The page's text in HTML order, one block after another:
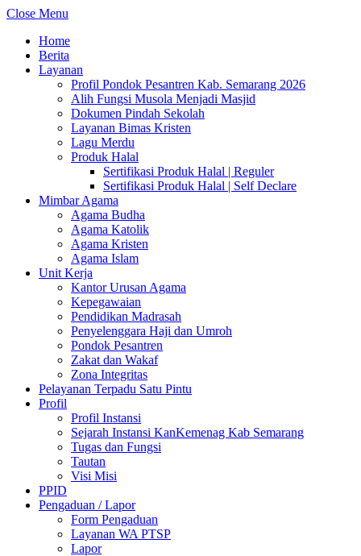
Close Menu
Home
Berita
Layanan
Profil Pondok Pesantren Kab. Semarang 2026
Alih Fungsi Musola Menjadi Masjid
Dokumen Pindah Sekolah
Layanan Bimas Kristen
Lagu Merdu
Produk Halal
Sertifikasi Produk Halal | Reguler
Sertifikasi Produk Halal | Self Declare
Mimbar Agama
Agama Budha
Agama Katolik
Agama Kristen
Agama Islam
Unit Kerja
Kantor Urusan Agama
Kepegawaian
Pendidikan Madrasah
Penyelenggara Haji dan Umroh
Pondok Pesantren
Zakat dan Wakaf
Zona Integritas
Pelayanan Terpadu Satu Pintu
Profil
Profil Instansi
Sejarah Instansi KanKemenag Kab Semarang
Tugas dan Fungsi
Tautan
Visi Misi
PPID
Pengaduan / Lapor
Form Pengaduan
Layanan WA PTSP
Lapor